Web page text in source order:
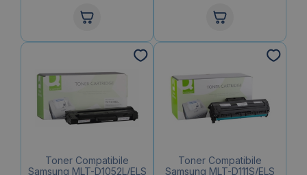
Toner Compatibile
Samsung MLT-D1052L/ELS
Toner Compatibile
Samsung MLT-D111S/ELS